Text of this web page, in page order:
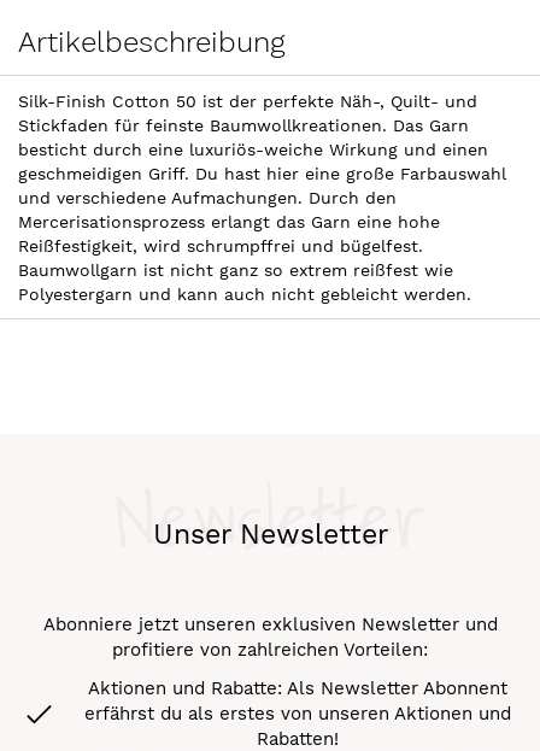
Artikelbeschreibung
Silk-Finish Cotton 50 ist der perfekte Näh-, Quilt- und
Stickfaden für feinste Baumwollkreationen. Das Garn
besticht durch eine luxuriös-weiche Wirkung und einen
geschmeidigen Griff. Du hast hier eine große Farbauswahl
und verschiedene Aufmachungen. Durch den
Mercerisationsprozess erlangt das Garn eine hohe
Reißfestigkeit, wird schrumpffrei und bügelfest.
Baumwollgarn ist nicht ganz so extrem reißfest wie
Polyestergarn und kann auch nicht gebleicht werden.
Unser Newsletter
Newsletter
Abonniere jetzt unseren exklusiven Newsletter und
profitiere von zahlreichen Vorteilen:
Aktionen und Rabatte: Als Newsletter Abonnent
erfährst du als erstes von unseren Aktionen und
Rabatten!